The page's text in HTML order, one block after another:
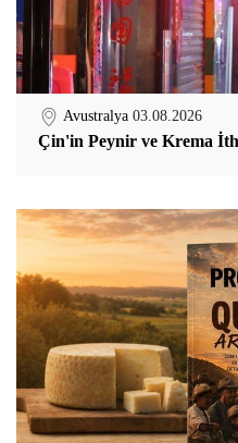
Avustralya 03.08.2026
Çin'in Peynir ve Krema